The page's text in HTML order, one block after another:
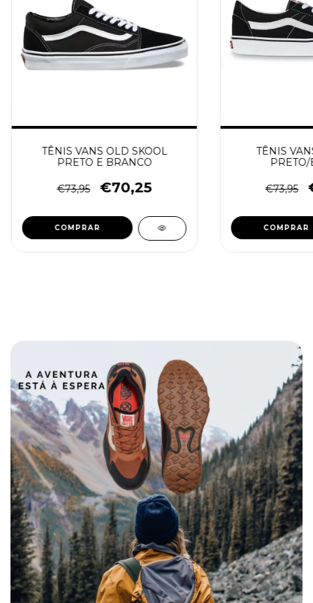
TÊNIS VANS OLD SKOOL
PRETO E BRANCO
€73,95 €70,25
COMPRAR
TÊNIS
€73,95
COMPRAR